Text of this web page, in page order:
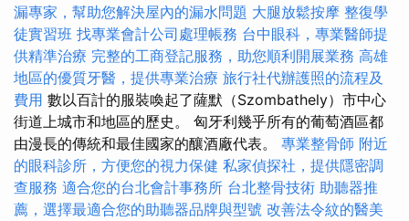
漏專家，幫助您解決屋內的漏水問題 大腿放鬆按摩 整復學
徒實習班 找專業會計公司處理帳務 台中眼科，專業醫師提
供精準治療 完整的工商登記服務，助您順利開展業務 高雄
地區的優質牙醫，提供專業治療 旅行社代辦護照的流程及
費用 數以百計的服裝喚起了薩默（Szombathely）市中心
街道上城市和地區的歷史。 匈牙利幾乎所有的葡萄酒區都
由漫長的傳統和最佳國家的釀酒廠代表。 專業整骨師 附近
的眼科診所，方便您的視力保健 私家偵探社，提供隱密調
查服務 適合您的台北會計事務所 台北整骨技術 助聽器推
薦，選擇最適合您的助聽器品牌與型號 改善法令紋的醫美